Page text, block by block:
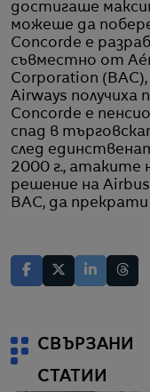
достигаше
можеше да
Concorde е
съвместно от
Corporation
Airways получиха
Concorde е
спад в
след
2000 г., атаките
решение на
BAC, да
СВЪРЗАНИ
СТАТИИ